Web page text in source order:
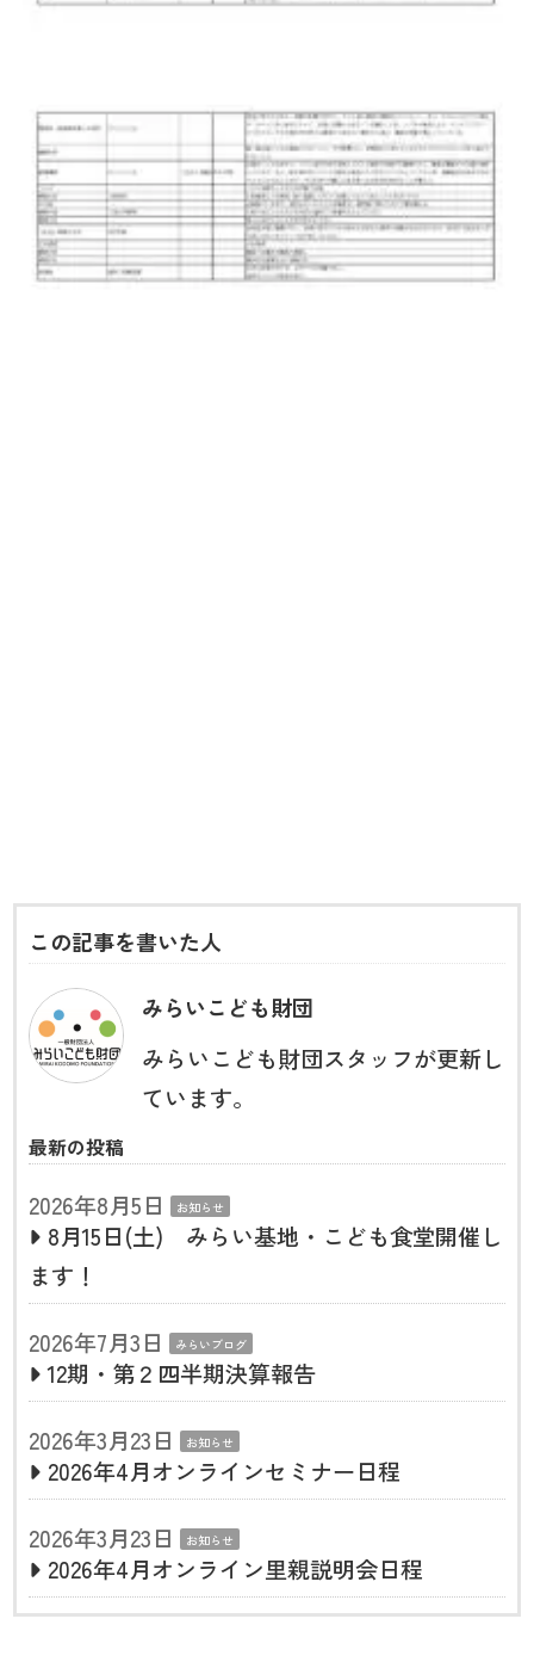
この記事を書いた人
みらいこども財団
みらいこども財団スタッフが更新し
ています。
最新の投稿
2026年8月5日 お知らせ
8月15日(土) みらい基地・こども食堂開催し
ます！
2026年7月3日
みらいブログ
12期・第２四半期決算報告
2026年3月23日
お知らせ
2026年4月オンラインセミナー日程
2026年3月23日
お知らせ
2026年4月オンライン里親説明会日程